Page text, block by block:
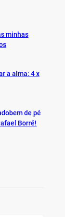
minhas
a alma: 4 x
de pé
Borré!